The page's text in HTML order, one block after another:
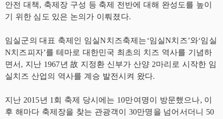
안전 대책, 축제장 구성 등 축제 전반에 대해 완성도를 높이
기 위한 심도 있은 논의가 이뤄졌다.
임실군의 대표 축제인 임실N치즈축제는‘임실N치즈’와‘임실
N치즈피자’를 테마로 대한민국 최초의 치즈 역사를 기념하
면서, 지난 1967년 故 지정환 신부가 산양 2마리로 시작한 임
실치즈 산업의 역사를 계승 발전시켜 왔다.
지난 2015년 1회 축제 당시에는 10만여명이 방문했으나, 이
후 해마다 축제장을 찾는 관광객이 30만명을 넘어서더니 50